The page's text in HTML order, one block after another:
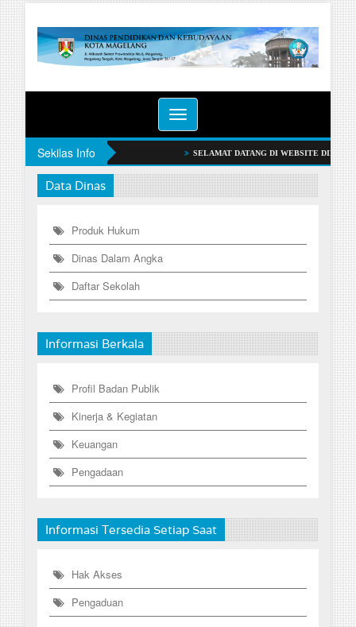
Toggle
navigation
Sekilas Info
SELAMAT DATANG DI WEBSITE DINAS
Data Dinas
Produk Hukum
Dinas Dalam Angka
Daftar Sekolah
Informasi Berkala
Profil Badan Publik
Kinerja & Kegiatan
Keuangan
Pengadaan
Informasi Tersedia Setiap Saat
Hak Akses
Pengaduan